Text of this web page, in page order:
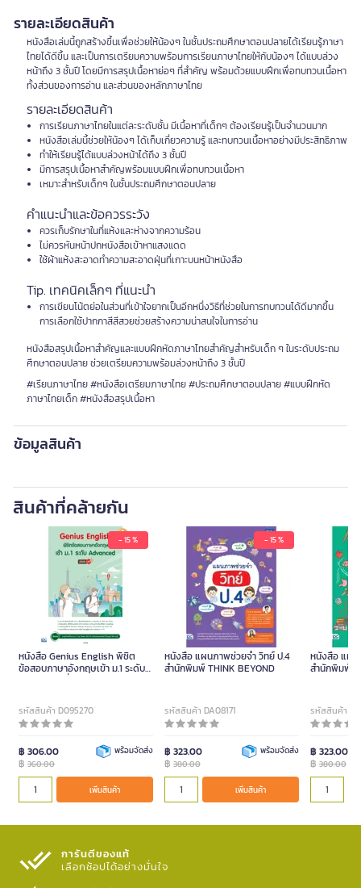
รายละเอียดสินค้า
หนังสือเล่มนี้ถูกสร้างขึ้นเพื่อช่วยให้น้องๆ ในชั้นประถมศึกษาตอนปลายได้เรียนรู้ภาษา
ไทยได้ดีขึ้น และเป็นการเตรียมความพร้อมการเรียนภาษาไทยให้กับน้องๆ ได้แบบล่วง
หน้าถึง 3 ชั้นปี โดยมีการสรุปเนื้อหาย่อๆ ที่สำคัญ พร้อมด้วยแบบฝึกเพื่อทบทวนเนื้อหา
ทั้งส่วนของการอ่าน และส่วนของหลักภาษาไทย
รายละเอียดสินค้า
การเรียนภาษาไทยในแต่ละระดับชั้น มีเนื้อหาที่เด็กๆ ต้องเรียนรู้เป็นจำนวนมาก
หนังสือเล่มนี้ช่วยให้น้องๆ ได้เก็บเกี่ยวความรู้ และทบทวนเนื้อหาอย่างมีประสิทธิภาพ
ทำให้เรียนรู้ได้แบบล่วงหน้าได้ถึง 3 ชั้นปี
มีการสรุปเนื้อหาสำคัญพร้อมแบบฝึกเพื่อทบทวนเนื้อหา
เหมาะสำหรับเด็กๆ ในชั้นประถมศึกษาตอนปลาย
คำแนะนำและข้อควรระวัง
ควรเก็บรักษาในที่แห้งและห่างจากความร้อน
ไม่ควรหันหน้าปกหนังสือเข้าหาแสงแดด
ใช้ผ้าแห้งสะอาดทำความสะอาดฝุ่นที่เกาะบนหน้าหนังสือ
Tip. เทคนิคเล็กๆ ที่แนะนำ
การเขียนโน้ตย่อในส่วนที่เข้าใจยากเป็นอีกหนึ่งวิธีที่ช่วยในการทบทวนได้ดีมากขึ้น
การเลือกใช้ปากกาสีสีสวยช่วยสร้างความน่าสนใจในการอ่าน
หนังสือสรุปเนื้อหาสำคัญและแบบฝึกหัดภาษาไทยสำคัญสำหรับเด็ก ๆ ในระดับประถม
ศึกษาตอนปลาย ช่วยเตรียมความพร้อมล่วงหน้าถึง 3 ชั้นปี
#เรียนภาษาไทย #หนังสือเตรียมภาษาไทย #ประถมศึกษาตอนปลาย #แบบฝึกหัด
ภาษาไทยเด็ก #หนังสือสรุปเนื้อหา
ข้อมูลสินค้า
สินค้าที่คล้ายกัน
- 15 %
หนังสือ Genius English พิชิต
ข้อสอบภาษาอังกฤษเข้า ม.1 ระดับ
รหัสสินค้า D095270
฿ 306.00
฿ 360.00
พร้อมจัดส่ง
เพิ่มสินค้า
- 15 %
หนังสือ แผนภาพช่วยจำ วิทย์ ป.4
สำนักพิมพ์ THINK BEYOND
รหัสสินค้า DA08171
฿ 323.00
฿ 380.00
พร้อมจัดส่ง
เพิ่มสินค้า
หนังสือ แผน
สำนักพิมพ์
รหัสสินค้า
฿ 323.00
฿380.00
การันตีของแท้
เลือกช้อปได้อย่างมั่นใจ​